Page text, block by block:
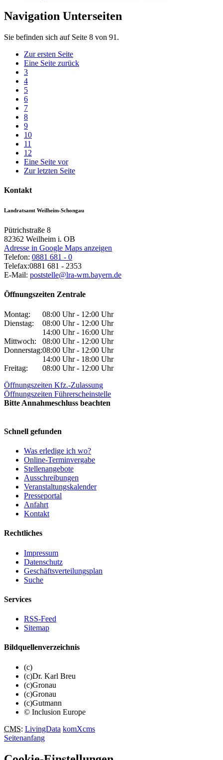
Navigation Unterseiten
Sie befinden sich auf Seite 8 von 91.
Zur ersten Seite
Eine Seite zurück
3
4
5
6
7
8
9
10
11
12
Eine Seite vor
Zur letzten Seite
Kontakt
Landratsamt Weilheim-Schongau
Pütrichstraße 8
82362 Weilheim i. OB
Adresse in Google Maps anzeigen
Telefon: 0881 681 - 0
Telefax:0881 681 - 2353
E-Mail: poststelle@lra-wm.bayern.de
Öffnungszeiten Zentrale
Montag:
08:00 Uhr - 12:00 Uhr
Dienstag:
08:00 Uhr - 12:00 Uhr
14:00 Uhr - 16:00 Uhr
Mittwoch:
08:00 Uhr - 12:00 Uhr
Donnerstag:08:00 Uhr - 12:00 Uhr
14:00 Uhr - 18:00 Uhr
Freitag:
08:00 Uhr - 12:00 Uhr
Öffnungszeiten Kfz.-Zulassung
Öffnungszeiten Führerscheinstelle
Bitte Annahmeschluss beachten
Schnell gefunden
Was erledige ich wo?
Online-Terminvergabe
Stellenangebote
Ausschreibungen
Veranstaltungskalender
Presseportal
Anfahrt
Kontakt
Rechtliches
Impressum
Datenschutz
Geschäftsverteilungsplan
Suche
Services
RSS-Feed
Sitemap
Bildquellenverzeichnis
(c)
(c)Dr. Karl Breu
(c)Gronau
(c)Gronau
(c)Gutmann
© Inclusion Europe
CMS: LivingData komXcms
Seitenanfang